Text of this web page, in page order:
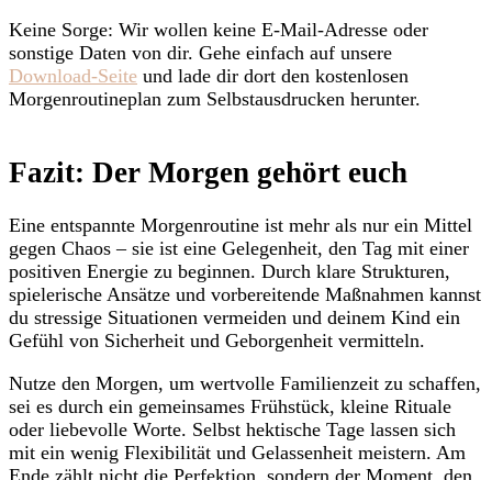
Keine Sorge: Wir wollen keine E-Mail-Adresse oder
sonstige Daten von dir. Gehe einfach auf unsere
Download-Seite und lade dir dort den kostenlosen
Morgenroutineplan zum Selbstausdrucken herunter.
Fazit: Der Morgen gehört euch
Eine entspannte Morgenroutine ist mehr als nur ein Mittel
gegen Chaos – sie ist eine Gelegenheit, den Tag mit einer
positiven Energie zu beginnen. Durch klare Strukturen,
spielerische Ansätze und vorbereitende Maßnahmen kannst
du stressige Situationen vermeiden und deinem Kind ein
Gefühl von Sicherheit und Geborgenheit vermitteln.
Nutze den Morgen, um wertvolle Familienzeit zu schaffen,
sei es durch ein gemeinsames Frühstück, kleine Rituale
oder liebevolle Worte. Selbst hektische Tage lassen sich
mit ein wenig Flexibilität und Gelassenheit meistern. Am